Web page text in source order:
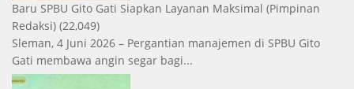
Baru SPBU Gito Gati Siapkan Layanan Maksimal (Pimpinan
Redaksi) (22,049)
Sleman, 4 Juni 2026 – Pergantian manajemen di SPBU Gito
Gati membawa angin segar bagi...